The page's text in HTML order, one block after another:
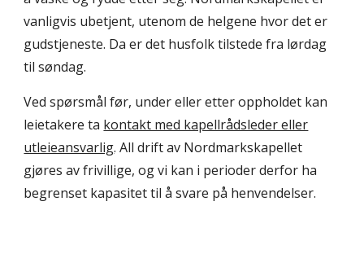
vanligvis ubetjent, utenom de helgene hvor det er
gudstjeneste. Da er det husfolk tilstede fra lørdag
til søndag.
Ved spørsmål før, under eller etter oppholdet kan
leietakere ta kontakt med kapellrådsleder eller
utleieansvarlig. All drift av Nordmarkskapellet
gjøres av frivillige, og vi kan i perioder derfor ha
begrenset kapasitet til å svare på henvendelser.